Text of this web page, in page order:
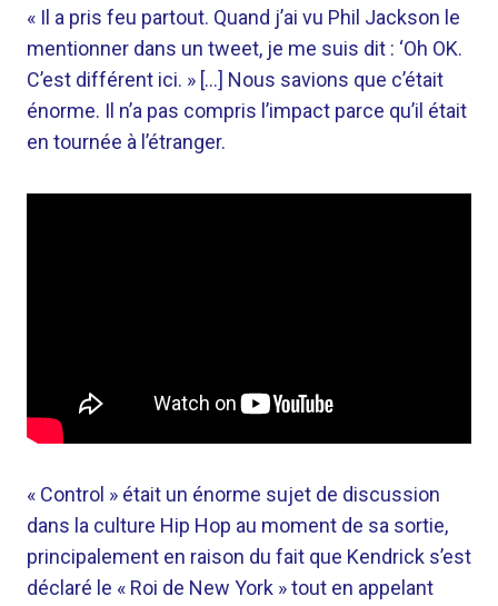
« Il a pris feu partout. Quand j’ai vu Phil Jackson le
mentionner dans un tweet, je me suis dit : ‘Oh OK.
C’est différent ici. » […] Nous savions que c’était
énorme. Il n’a pas compris l’impact parce qu’il était
en tournée à l’étranger.
« Control » était un énorme sujet de discussion
dans la culture Hip Hop au moment de sa sortie,
principalement en raison du fait que Kendrick s’est
déclaré le « Roi de New York » tout en appelant